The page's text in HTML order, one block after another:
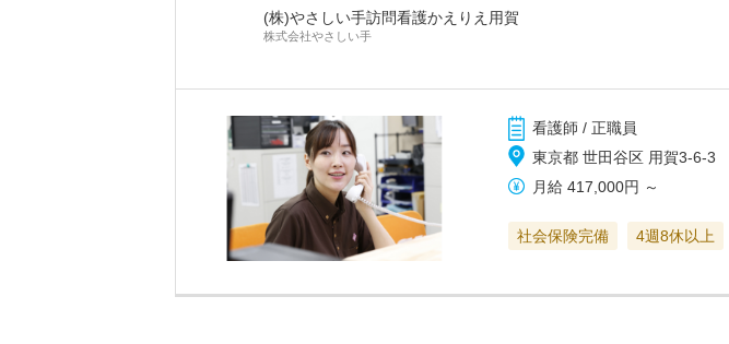
(株)やさしい手訪問看護かえりえ用賀
株式会社やさしい手
看護師 / 正職員
東京都 世田谷区 用賀3-6-3
月給 417,000円 ～
社会保険完備 4週8休以上